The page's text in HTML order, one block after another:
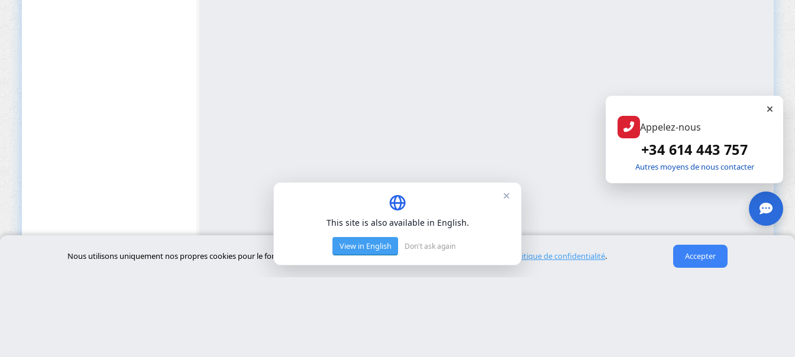
Nous utilisons uniquement nos propres cookies pour le fonctionnement de base du site. Nous n'utilisons pas de cookies tiers. Politique de confidentialité. Accepter
Appelez-nous
+34 614 443 757
Autres moyens de nous contacter
×
This site is also available in English.
View in English Don't ask again